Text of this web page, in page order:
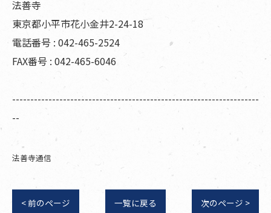
法善寺
東京都小平市花小金井2-24-18
電話番号 : 042-465-2524
FAX番号 : 042-465-6046
--------------------------------------------------------------------
--
法善寺通信
< 前のページ 一覧に戻る 次のページ >